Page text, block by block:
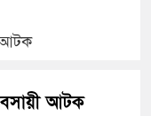
আটক
আটক